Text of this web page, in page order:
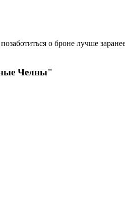
о броне лучше
Челны"